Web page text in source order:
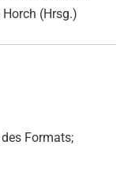
(Hrsg.)
Formats;